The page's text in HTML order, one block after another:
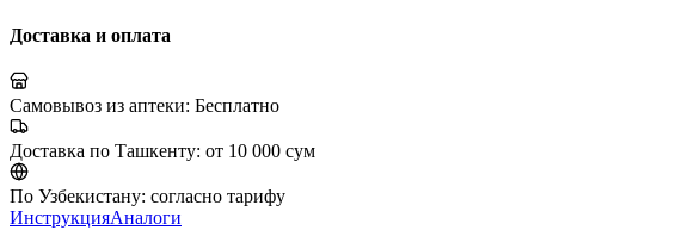
Доставка и оплата
Самовывоз из аптеки: Бесплатно
Доставка по Ташкенту: от 10 000 сум
По Узбекистану: согласно тарифу
ИнструкцияАналоги